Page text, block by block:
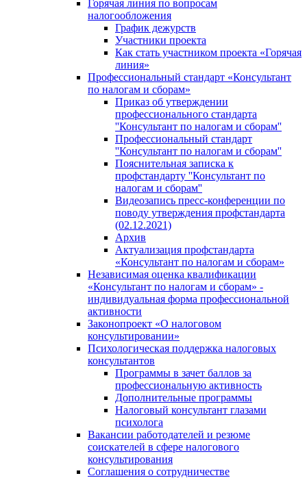
Горячая линия по вопросам
налогообложения
График дежурств
Участники проекта
Как стать участником проекта «Горячая
линия»
Профессиональный стандарт «Консультант
по налогам и сборам»
Приказ об утверждении
профессионального стандарта
''Консультант по налогам и сборам''
Профессиональный стандарт
''Консультант по налогам и сборам''
Пояснительная записка к
профстандарту ''Консультант по
налогам и сборам''
Видеозапись пресс-конференции по
поводу утверждения профстандарта
(02.12.2021)
Архив
Актуализация профстандарта
«Консультант по налогам и сборам»
Независимая оценка квалификации
«Консультант по налогам и сборам» -
индивидуальная форма профессиональной
активности
Законопроект «О налоговом
консультировании»
Психологическая поддержка налоговых
консультантов
Программы в зачет баллов за
профессиональную активность
Дополнительные программы
Налоговый консультант глазами
психолога
Вакансии работодателей и резюме
соискателей в сфере налогового
консультирования
Соглашения о сотрудничестве